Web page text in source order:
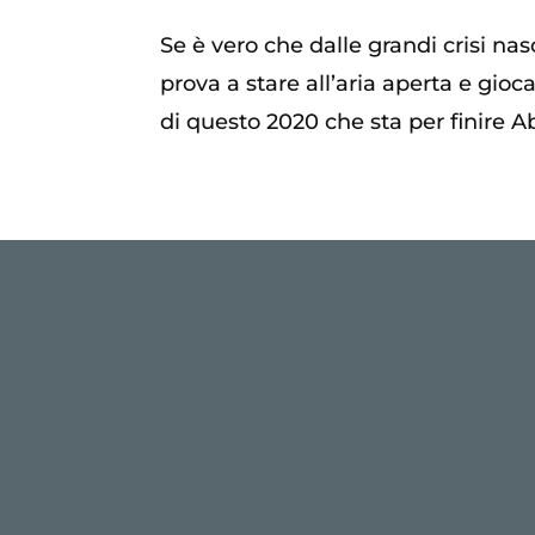
Se è vero che dalle grandi crisi
prova a stare all’aria aperta e
di questo 2020 che sta per finire